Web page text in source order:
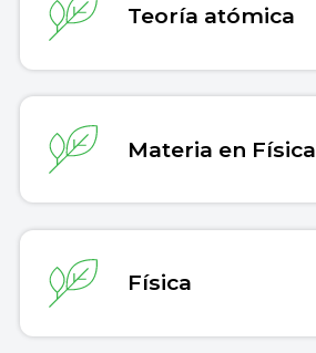
Teoría atómica
Materia en Física
Física